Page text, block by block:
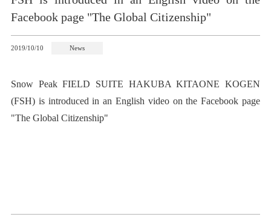
Facebook page "The Global Citizenship"
2019/10/10 News
Snow Peak FIELD SUITE HAKUBA KITAONE KOGEN
(FSH) is introduced in an English video on the Facebook page
"The Global Citizenship"